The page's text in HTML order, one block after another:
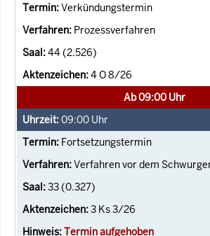
Verkündungstermin
Prozessverfahren
44 (2.526)
4 O 8/26
Ab 09:00 Uhr
09:00 Uhr
Fortsetzungstermin
Verfahren vor dem
33 (0.327)
3 Ks 3/26
Termin aufgehoben